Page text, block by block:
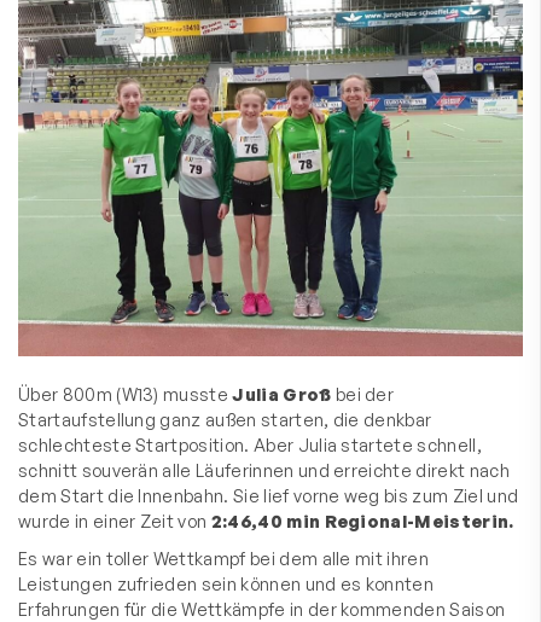
Über 800m (W13) mussteJulia Groß bei der
Startaufstellung ganz außen starten, die denkbar
schlechteste Startposition. Aber Julia startete schnell,
schnitt souverän alle Läuferinnen und erreichte direkt nach
dem Start die Innenbahn. Sie lief vorne weg bis zum Ziel und
wurde in einer Zeit von 2:46,40 min Regional-Meisterin.
Es war ein toller Wettkampf bei dem alle mit ihren
Leistungen zufrieden sein können und es konnten
Erfahrungen für die Wettkämpfe in der kommenden Saison